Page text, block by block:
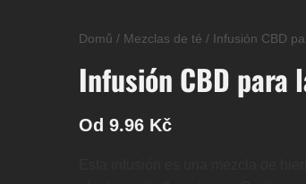
Domů / Mezclas de té / Infusión CBD
Infusión CBD para
Od 9.96 Kč